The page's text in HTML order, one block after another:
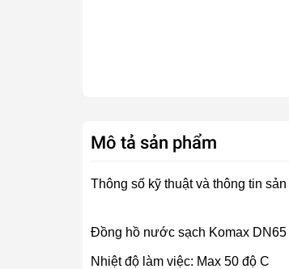
Mô tả sản phẩm
Thông số kỹ thuật và thông tin
Đồng hồ nước sạch Komax DN65
Nhiệt độ làm việc: Max 50 độ C